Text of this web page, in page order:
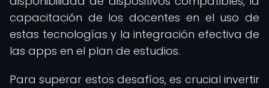
capacitación de los docentes en el uso de
estas tecnologías y la integración efectiva de
las apps en el plan de estudios.
Para superar estos desafíos, es crucial invertir